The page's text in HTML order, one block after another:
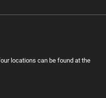
locations can be found at the